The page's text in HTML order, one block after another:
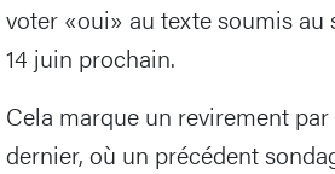
voter «oui» au texte soumis
14 juin prochain.
Cela marque un revirement
dernier, où un précédent